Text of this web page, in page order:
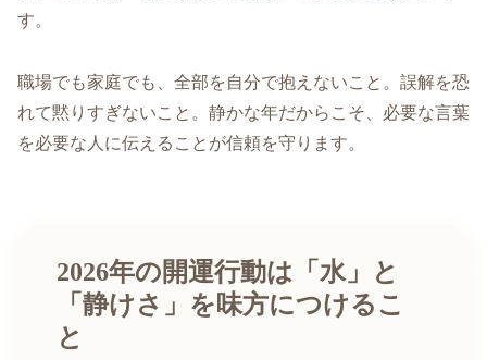
す。
職場でも家庭でも、全部を自分で抱えないこと。誤解を恐
れて黙りすぎないこと。静かな年だからこそ、必要な言葉
を必要な人に伝えることが信頼を守ります。
2026年の開運行動は「水」と
「静けさ」を味方につけるこ
と